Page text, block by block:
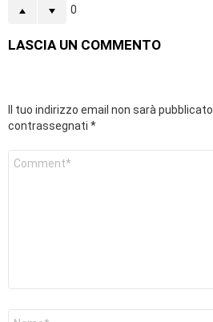
0
LASCIA UN COMMENTO
Il tuo indirizzo email non sarà pubblicato.
contrassegnati *
Commento